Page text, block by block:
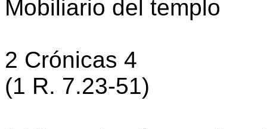
Mobiliario del templo
2 Crónicas 4
(1 R. 7.23-51)